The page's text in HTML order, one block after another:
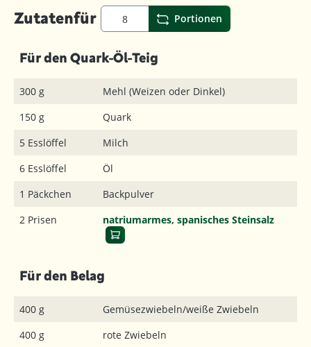
Zutatenfür Portionen
Für den Quark-Öl-Teig
300 g
Mehl (Weizen oder Dinkel)
150 g
Quark
5 Esslöffel
Milch
6 Esslöffel
Öl
1 Päckchen
Backpulver
2 Prisen
natriumarmes, spanisches Steinsalz
Für den Belag
400 g
Gemüsezwiebeln/weiße Zwiebeln
400 g
rote Zwiebeln